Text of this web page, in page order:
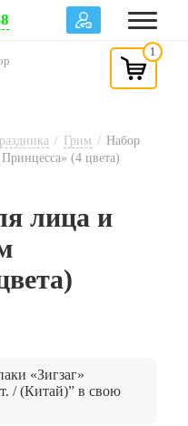
1
/ Грим / Набор
(4 цвета)
лица и
«Зигзаг»
/ (Китай)” в свою